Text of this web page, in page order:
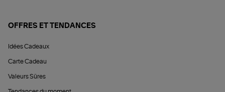
OFFRES ET TENDANCES
Idées Cadeaux
Carte Cadeau
Valeurs Sûres